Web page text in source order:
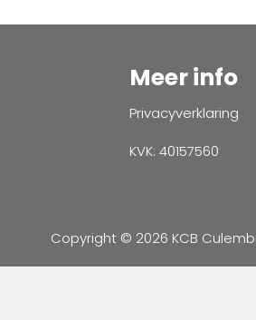
Meer info
Privacyverklaring
KVK: 40157560
Copyright © 2026 KCB